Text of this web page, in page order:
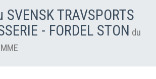
TRAVSPORTS
- FORDEL STON du